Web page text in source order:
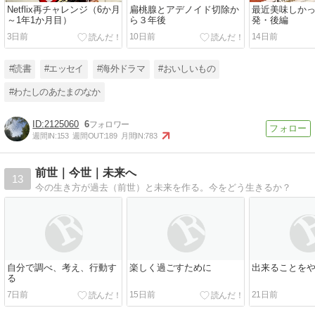
Netflix再チャレンジ（6か月
～1年1か月目）
3日前
扁桃腺とアデノイド切除か
ら３年後
10日前
最近美味しか
発・後編
14日前
#読書 #エッセイ #海外ドラマ #おいしいもの
#わたしのあたまのなか
2125060 6
週間IN:153 週間OUT:189 月間IN:783
13
前世｜今世｜未来へ
今の生き方が過去（前世）と未来を作る。今をどう生きるか？
自分で調べ、考え、行動す
る
7日前
楽しく過ごすために
15日前
出来ることを
21日前